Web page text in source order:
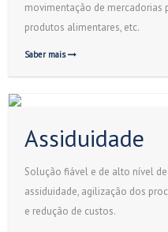
movimentação de mercadorias
produtos alimentares, etc.
Saber mais
Assiduidade
Solução fiável e de alto nível
assiduidade, agilização dos
e redução de custos.